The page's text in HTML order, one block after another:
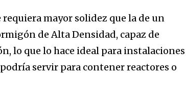
mayor solidez que la de un
de Alta Densidad, capaz de
lo que lo hace ideal para instalaciones
servir para contener reactores o